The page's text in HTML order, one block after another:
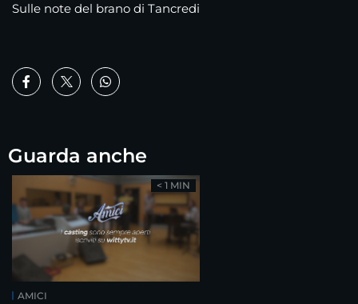
Sulle note del brano di Tancredi
Guarda anche
AMICI
< 1 MIN